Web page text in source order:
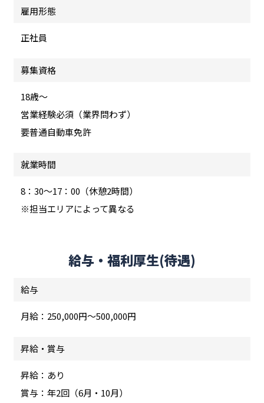
雇用形態
正社員
募集資格
18歳～
営業経験必須（業界問わず）
要普通自動車免許
就業時間
8：30～17：00（休憩2時間）
※担当エリアによって異なる
給与・福利厚生(待遇)
給与
月給：250,000円～500,000円
昇給・賞与
昇給：あり
賞与：年2回（6月・10月）